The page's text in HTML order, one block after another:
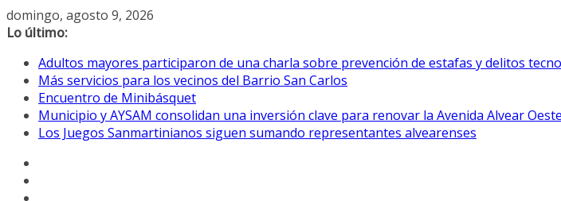
Saltar
al
domingo, agosto 9, 2026
Lo último:
Adultos mayores participaron de una charla sobre prevención de estafas y delitos
Más servicios para los vecinos del Barrio San Carlos
Encuentro de Minibásquet
Municipio y AYSAM consolidan una inversión clave para renovar la Avenida Alvear Oeste
Los Juegos Sanmartinianos siguen sumando representantes alvearenses